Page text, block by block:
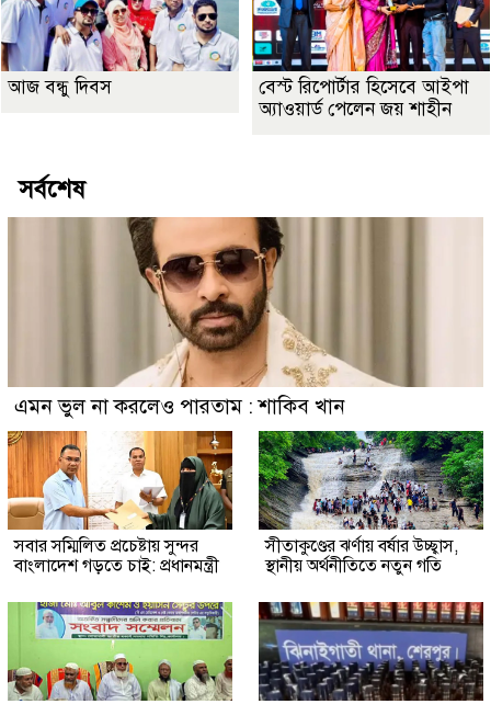
আজ বন্ধু দিবস
বেস্ট রিপোর্টার হিসেবে আইপা
অ্যাওয়ার্ড পেলেন জয় শাহীন
সর্বশেষ
এমন ভুল না করলেও পারতাম : শাকিব খান
সবার সম্মিলিত প্রচেষ্টায় সুন্দর
বাংলাদেশ গড়তে চাই: প্রধানমন্ত্রী
সীতাকুণ্ডের ঝর্ণায় বর্ষার উচ্ছ্বাস,
স্থানীয় অর্থনীতিতে নতুন গতি